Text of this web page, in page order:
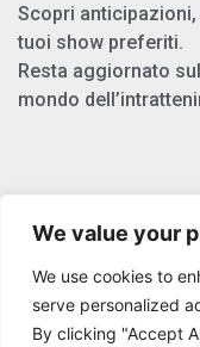
We value your
We use cookies to
serve personalized
By clicking "Accept
Scopri
tuoi show preferiti.
Resta aggiornato
mondo